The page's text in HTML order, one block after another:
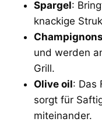
Spargel:
knackige
Champignons
und werden
Grill.
Olive oil: Das
sorgt für
miteinander.